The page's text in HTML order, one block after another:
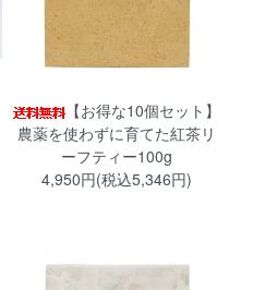
【お得な10個セット】
農薬を使わずに育てた紅茶リ
ーフティー100g
4,950円(税込5,346円)